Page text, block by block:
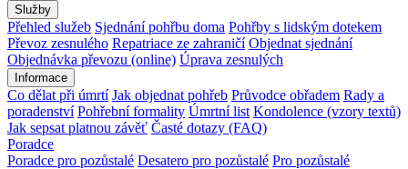
Služby
Přehled služeb Sjednání pohřbu doma Pohřby s lidským dotekem
Převoz zesnulého Repatriace ze zahraničí Objednat sjednání
Objednávka převozu (online) Úprava zesnulých
Informace
Co dělat při úmrtí Jak objednat pohřeb Průvodce obřadem Rady a
poradenství Pohřební formality Úmrtní list Kondolence (vzory textů)
Jak sepsat platnou závěť Časté dotazy (FAQ)
Poradce
Poradce pro pozůstalé Desatero pro pozůstalé Pro pozůstalé